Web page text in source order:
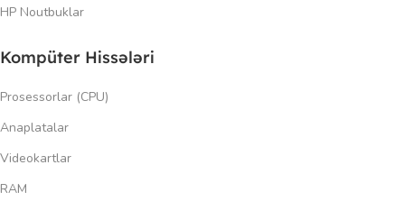
HP Noutbuklar
Kompüter Hissələri
Prosessorlar (CPU)
Anaplatalar
Videokartlar
RAM